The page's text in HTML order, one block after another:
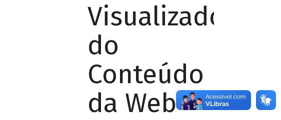
Visualizador
do
Conteúdo
da Web